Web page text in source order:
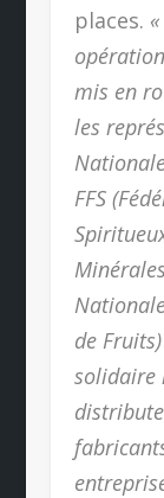
places.
mis en
les
FFS
de
solidaire